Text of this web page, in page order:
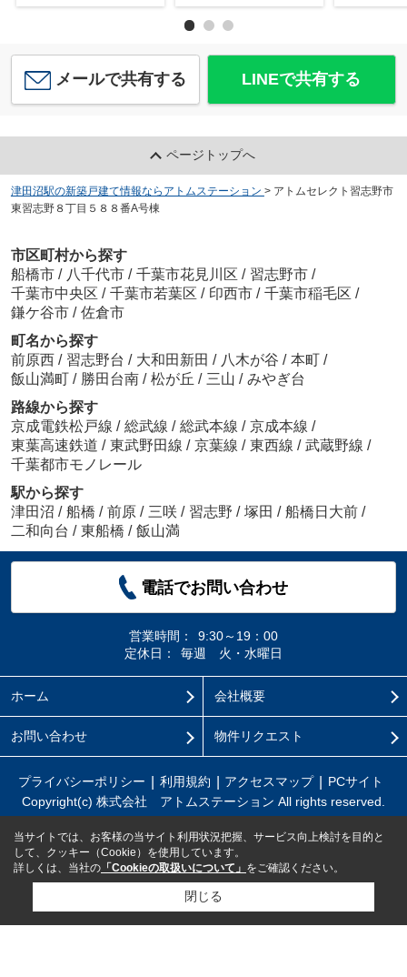
メールで共有する LINEで共有する
ページトップへ
津田沼駅の新築戸建て情報ならアトムステーション > アトムセレクト習志野市
東習志野８丁目５８８番A号棟
市区町村から探す
船橋市 / 八千代市 / 千葉市花見川区 / 習志野市 /
千葉市中央区 / 千葉市若葉区 / 印西市 / 千葉市稲毛区 /
鎌ケ谷市 / 佐倉市
町名から探す
前原西 / 習志野台 / 大和田新田 / 八木が谷 / 本町 /
飯山満町 / 勝田台南 / 松が丘 / 三山 / みやぎ台
路線から探す
京成電鉄松戸線 / 総武線 / 総武本線 / 京成本線 /
東葉高速鉄道 / 東武野田線 / 京葉線 / 東西線 / 武蔵野線 /
千葉都市モノレール
駅から探す
津田沼 / 船橋 / 前原 / 三咲 / 習志野 / 塚田 / 船橋日大前 /
二和向台 / 東船橋 / 飯山満
電話でお問い合わせ
営業時間：
9:30～19：00
定休日：
毎週 火・水曜日
ホーム 会社概要
お問い合わせ 物件リクエスト
プライバシーポリシー 利用規約 アクセスマップ
PCサイト
Copyright(c) 株式会社 アトムステーション All rights reserved.
当サイトでは、お客様の当サイト利用状況把握、サービス向上検討を目的と
して、クッキー（Cookie）を使用しています。
詳しくは、当社の 「Cookieの取扱いについて」 をご確認ください。
閉じる